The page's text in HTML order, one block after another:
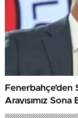
Arayışımız Sona